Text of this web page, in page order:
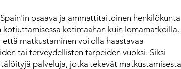
osaava ja ammattitaitoinen henkilökunta
kotiuttamisessa kotimaahan kuin lomamatkoilla.
että matkustaminen voi olla haastavaa
tai terveydellisten tarpeiden vuoksi. Siksi
palveluja, jotka tekevät matkustamisesta